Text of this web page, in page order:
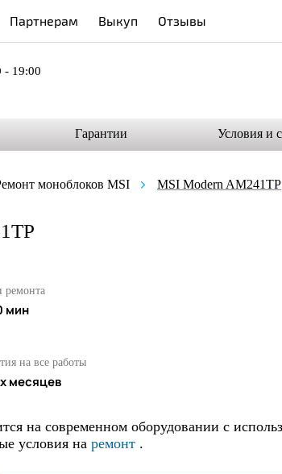
Партнерам Выкуп Отзывы
- 19:00
Гарантии Условия и
моноблоков MSI MSI Modern AM241TP
ремонта
мин
на все работы
месяцев
на современном оборудовании с
условия на ремонт .